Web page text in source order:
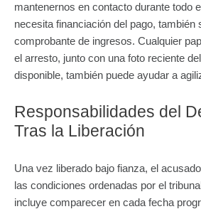
mantenernos en contacto durante todo
necesita financiación del pago, también
comprobante de ingresos. Cualquier
el arresto, junto con una foto reciente
disponible, también puede ayudar a
Responsabilidades del
Tras la Liberación
Una vez liberado bajo fianza, el
las condiciones ordenadas por el
incluye comparecer en cada fecha